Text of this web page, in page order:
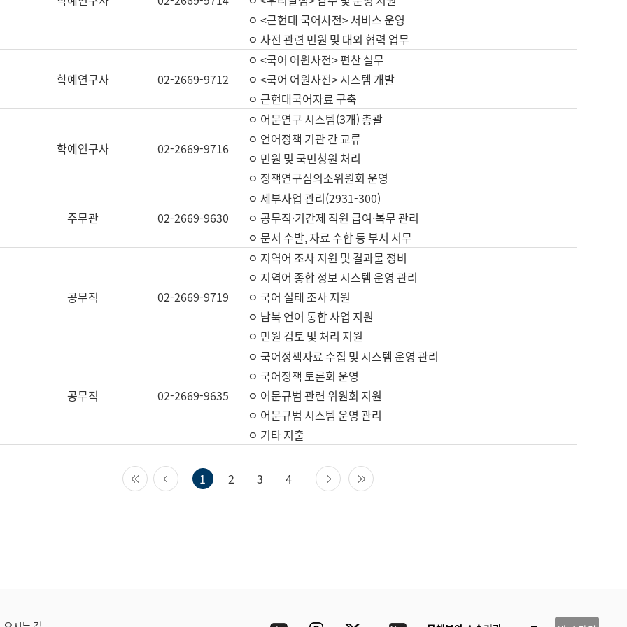
ㅇ <근현대 국어사전> 서비스 운영
ㅇ 사전 관련 민원 및 대외 협력 업무
학예연구사 02-2669-9712
ㅇ <국어 어원사전> 편찬 실무
ㅇ <국어 어원사전> 시스템 개발
ㅇ 근현대국어자료 구축
학예연구사 02-2669-9716
ㅇ 어문연구 시스템(3개) 총괄
ㅇ 언어정책 기관 간 교류
ㅇ 민원 및 국민청원 처리
ㅇ 정책연구심의소위원회 운영
주무관 02-2669-9630
ㅇ 세부사업 관리(2931-300)
ㅇ 공무직·기간제 직원 급여·복무 관리
ㅇ 문서 수발, 자료 수합 등 부서 서무
공무직 02-2669-9719
ㅇ 지역어 조사 지원 및 결과물 정비
ㅇ 지역어 종합 정보 시스템 운영 관리
ㅇ 국어 실태 조사 지원
ㅇ 남북 언어 통합 사업 지원
ㅇ 민원 검토 및 처리 지원
공무직 02-2669-9635
ㅇ 국어정책자료 수집 및 시스템 운영 관리
ㅇ 국어정책 토론회 운영
ㅇ 어문규범 관련 위원회 지원
ㅇ 어문규범 시스템 운영 관리
ㅇ 기타 지출
첫 페이지이전 페이지
1 2 3 4 다음 페이지마지막 페이지